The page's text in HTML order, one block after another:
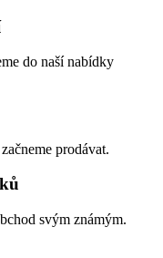
do naší nabídky
prodávat.
svým známým.